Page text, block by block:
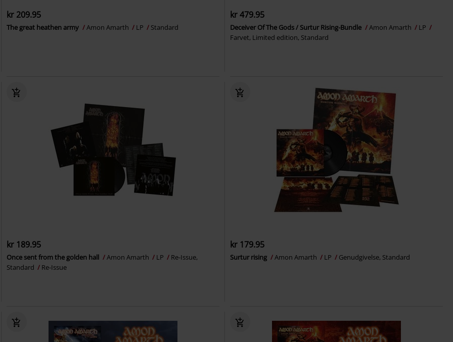
kr 209.95
The great heathen army Amon Amarth LP Standard
kr 479.95
Deceiver Of The Gods / Surtur Rising-Bundle Amon Amarth
LP
Farvet, Limited edition, Standard
kr 189.95
Once sent from the golden hall Amon Amarth LP
Re-Issue,
Standard
Re-Issue
kr 179.95
Surtur rising Amon Amarth LP Genudgivelse, Standard